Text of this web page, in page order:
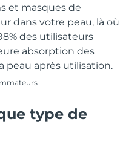
et masques de
dans votre peau, là où
des utilisateurs
absorption des
peau après utilisation.
type de